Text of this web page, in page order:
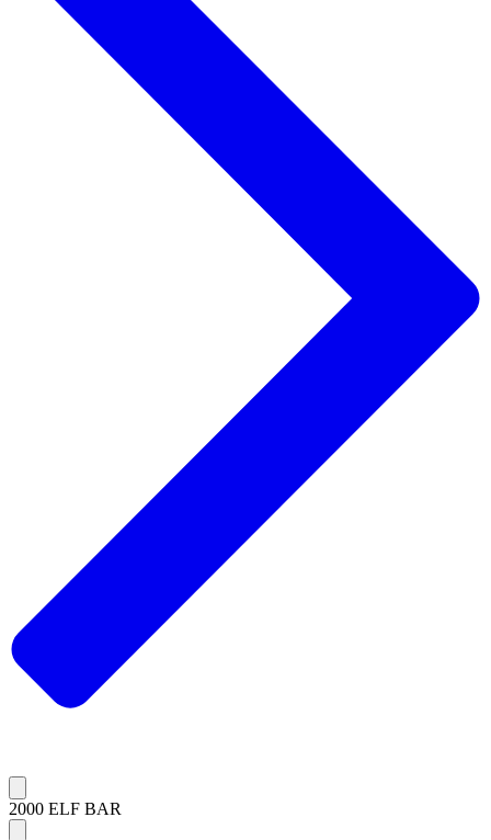
2000 ELF BAR